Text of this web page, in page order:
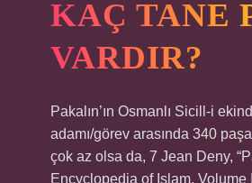
KAÇ TANE
VARDIR?
Pakalın’ın Osmanlı Sicill-i
adamı/görev arasında 340 paşa
çok az olsa da, 7 Jean Deny,
Encyclopedia of Islam, Volume